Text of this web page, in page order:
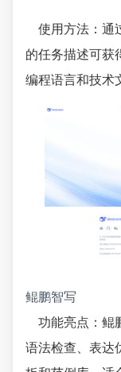
使用方法：通
的任务描述可获
编程语言和技术
鲲鹏智写
功能亮点：鲲
语法检查、表达